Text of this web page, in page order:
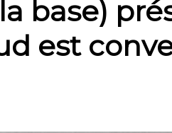
base)
est